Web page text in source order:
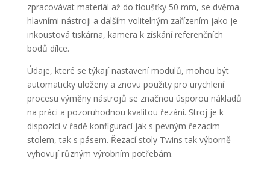
zpracovávat materiál až do tloušťky 50 mm, se dvěma
hlavními nástroji a dalším volitelným zařízením jako je
inkoustová tiskárna, kamera k získání referenčních
bodů dílce.
Údaje, které se týkají nastavení modulů, mohou být
automaticky uloženy a znovu použity pro urychlení
procesu výměny nástrojů se značnou úsporou nákladů
na práci a pozoruhodnou kvalitou řezání. Stroj je k
dispozici v řadě konfigurací jak s pevným řezacím
stolem, tak s pásem. Řezací stoly Twins tak výborně
vyhovují různým výrobním potřebám.